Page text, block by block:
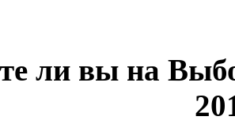
ли вы на